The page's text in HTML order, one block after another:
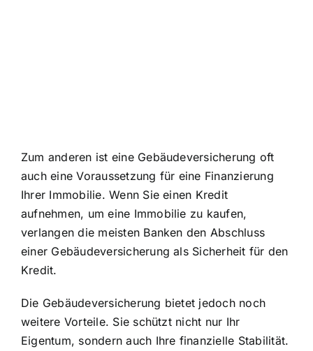
Zum anderen ist eine Gebäudeversicherung oft
auch eine Voraussetzung für eine Finanzierung
Ihrer Immobilie. Wenn Sie einen Kredit
aufnehmen, um eine Immobilie zu kaufen,
verlangen die meisten Banken den Abschluss
einer Gebäudeversicherung als Sicherheit für den
Kredit.
Die Gebäudeversicherung bietet jedoch noch
weitere Vorteile. Sie schützt nicht nur Ihr
Eigentum, sondern auch Ihre finanzielle Stabilität.